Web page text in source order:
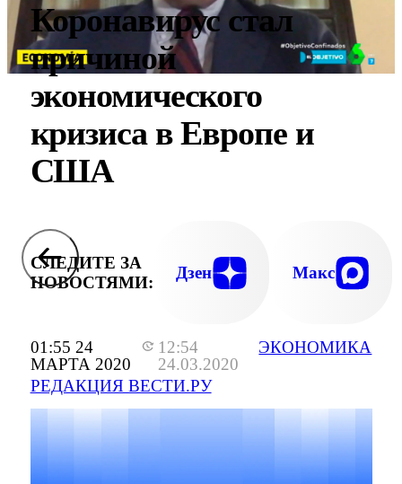
01:55 24
МАРТА 2020
12:54
24.03.2020
РЕДАКЦИЯ ВЕСТИ.РУ
ЭКОНОМИКА
Коронавирус стал
причиной
экономического
кризиса в Европе и
США
СЛЕДИТЕ ЗА
НОВОСТЯМИ:
Дзен Макс